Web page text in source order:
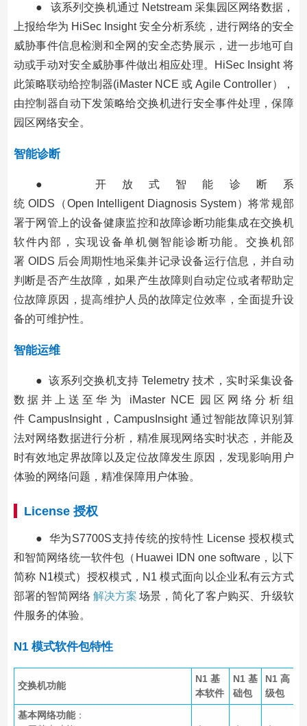
● 该系列交换机通过 Netstream 采集园区网络数据，
上报给华为 HiSec Insight 安全分析系统，进行网络的安全
威胁事件信息检测和全网的安全态势展示，进一步地可自
动或手动对安全威胁事件做出相应处理。HiSec Insight 将
此策略联动给控制器(iMaster NCE 或 Agile Controller），
由控制器自动下发策略给交换机进行安全事件处理，保障
园区网络安全。
智能诊断
● 开放式智能诊断系
统 OIDS（Open Intelligent Diagnosis System）将常规部
署于网管上的设备健康监控和故障诊断功能集成在交换机
软件内部，实现设备单机侧智能诊断功能。交换机部
署 OIDS 后会周期性地采集并记录设备运行信息，并自动
判断是否产生故障，如果产生故障则自动定位或者帮助定
位故障原因，提高维护人员的故障定位效率，全面提升设
备的可维护性。
智能运维
● 该系列交换机支持 Telemetry 技术，实时采集设备
数据并上送至华为 iMaster NCE 园区网络分析组
件 CampusInsight，CampusInsight 通过智能故障识别算
法对网络数据进行分析，精准展现网络实时状态，并能及
时有效地定界故障以及定位故障发生原因，发现影响用户
体验的网络问题，精准保障用户体验。
License 授权
● 华为S7700S支持传统的按特性 License 授权模式
和智简网络统一软件包（Huawei IDN one software，以下
简称 N1模式）授权模式，N1 模式面向以企业私有云方式
部署的智简网络 解决方案 场景，简化了客户购买、升级软
件服务的体验。
N1 模式软件包特性
交换机功能
N1 基
本软件
N1 基
础包
N1 高
级包
基本网络功能：